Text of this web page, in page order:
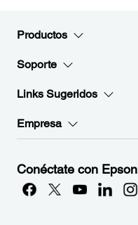
Productos
Soporte
Links Sugeridos
Empresa
Conéctate con Epson